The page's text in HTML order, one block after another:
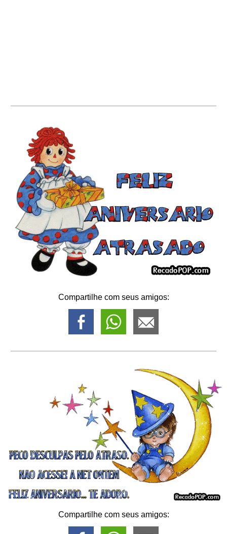
Compartilhe com seus amigos:
Compartilhe com seus amigos: